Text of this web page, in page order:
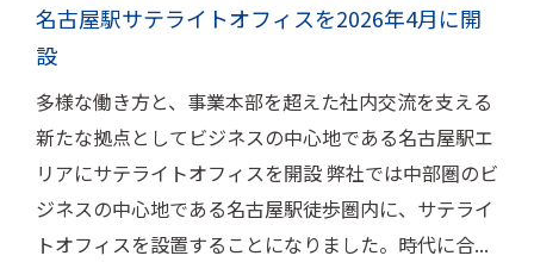
名古屋駅サテライトオフィスを2026年4月に開
設
多様な働き方と、事業本部を超えた社内交流を支える
新たな拠点としてビジネスの中心地である名古屋駅エ
リアにサテライトオフィスを開設 弊社では中部圏のビ
ジネスの中心地である名古屋駅徒歩圏内に、サテライ
トオフィスを設置することになりました。時代に合...